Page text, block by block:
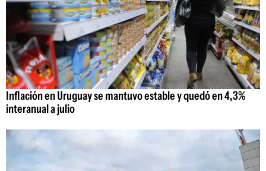
Inflación en Uruguay se mantuvo estable y quedó en 4,3%
interanual a julio